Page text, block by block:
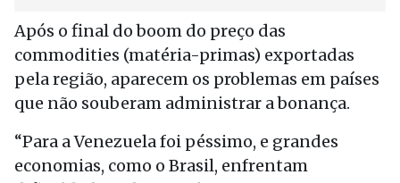
Após o final do boom do preço das
commodities (matéria-primas) exportadas
pela região, aparecem os problemas em países
que não souberam administrar a bonança.
“Para a Venezuela foi péssimo, e grandes
economias, como o Brasil, enfrentam